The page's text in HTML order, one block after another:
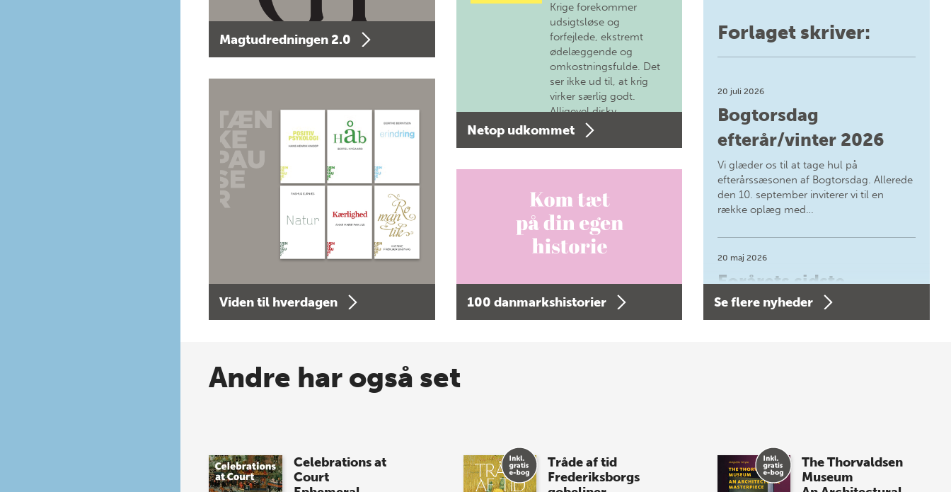
Magtudredningen 2.0
Viden til hverdagen
Krige forekommer
udsigtsløse og
forfejlede, ekstremt
ødelæggende og
omkostningsfulde. Det
ser ikke ud til, at krig
virker særlig godt.
Alligevel diskv…
Netop udkommet
100 danmarkshistorier
Forlaget skriver:
20 juli 2026
Bogtorsdag
efterår/vinter 2026
Vi glæder os til at tage hul på
efterårssæsonen af Bogtorsdag. Allerede
den 10. september inviterer vi til en
række oplæg med…
20 maj 2026
Forårets sidste
Bogtorsdag 11. juni
Spar op til 70% til
sommer-lagersalg!
Se flere nyheder
Andre har også set
Celebrations at
Court
Tråde af tid
Frederiksborgs
The Thorvaldsen
Museum